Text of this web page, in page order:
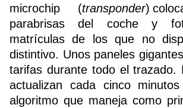
microchip (transponder)
parabrisas del coche y
matrículas de los que no
distintivo. Unos paneles
tarifas durante todo el trazado.
actualizan cada cinco
algoritmo que maneja como